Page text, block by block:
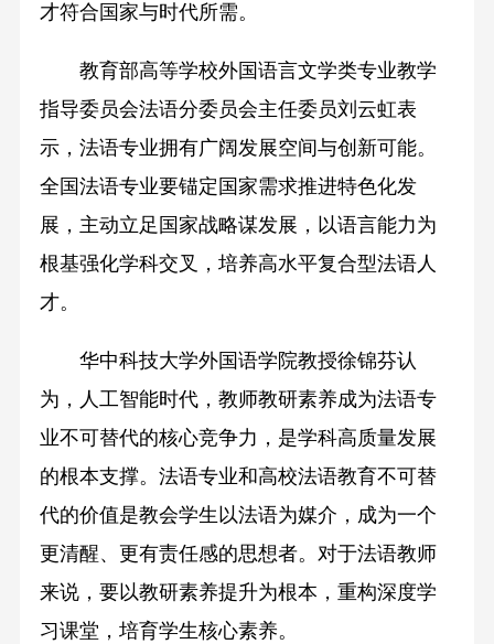
才符合国家与时代所需。
教育部高等学校外国语言文学类专业教学
指导委员会法语分委员会主任委员刘云虹表
示，法语专业拥有广阔发展空间与创新可能。
全国法语专业要锚定国家需求推进特色化发
展，主动立足国家战略谋发展，以语言能力为
根基强化学科交叉，培养高水平复合型法语人
才。
华中科技大学外国语学院教授徐锦芬认
为，人工智能时代，教师教研素养成为法语专
业不可替代的核心竞争力，是学科高质量发展
的根本支撑。法语专业和高校法语教育不可替
代的价值是教会学生以法语为媒介，成为一个
更清醒、更有责任感的思想者。对于法语教师
来说，要以教研素养提升为根本，重构深度学
习课堂，培育学生核心素养。